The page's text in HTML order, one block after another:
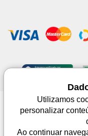
Monjuá | CNPJ 98.102.650/
Passos |
As imagens aqui
Utilizamos
personalizar
Ao continuar